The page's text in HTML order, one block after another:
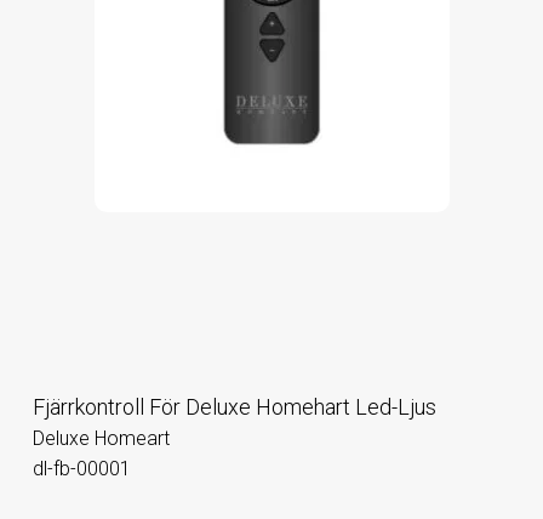
Fjärrkontroll För Deluxe Homehart Led-Ljus
Deluxe Homeart
dl-fb-00001